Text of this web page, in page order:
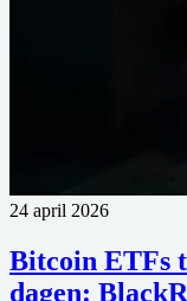
24 april 2026
Bitcoin ETFs
dagen: